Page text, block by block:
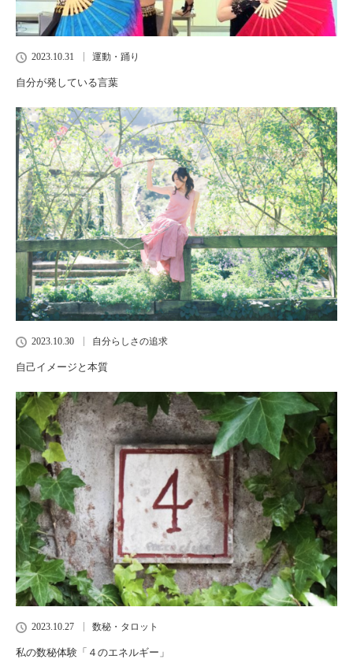
2023.10.31 運動・踊り
自分が発している言葉
2023.10.30 自分らしさの追求
自己イメージと本質
2023.10.27 数秘・タロット
私の数秘体験「４のエネルギー」